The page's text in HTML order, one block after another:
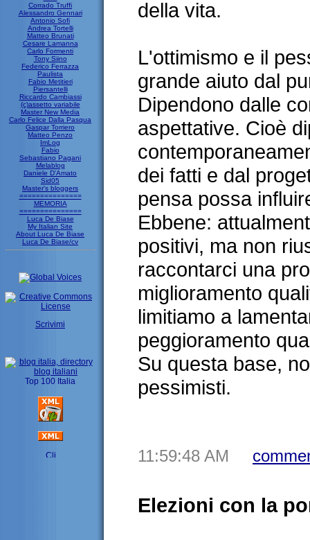
Corrado Truffi
Alessandro Gennari
Antonio Sofi
Andrea Tortelli
Matteo Brunati
Cesare Lamanna
Carlo Formenti
Tony Siino
Federico Ferrazza
Paulista
Fabio Metitieri
Piersantelli
Riccardo Cambiassi
(c)assetto variabile
Master New Media
Carlo Felice Dalla Pasqua
Gaspar Torriero
Matteo Penzo
ImLog
Fabio
Sebastiano Pagani
Melablog
Daniele D'Amato
Sid05
Master's bloggers
===============
MEMORIA
===============
Luca De Biase
My Italian Site
About Luca De Biase
Luca De Biase/cv
Scrivimi
della vita.
L'ottimismo e il
grande aiuto dal
Dipendono dalle
aspettative. Cioè
dei fatti e dal
pensa possa
Ebbene:
positivi, ma non
raccontarci una
miglioramento
limitiamo a
peggioramento
Su questa base,
pessimisti.
11:59:48 AM
Elezioni con la